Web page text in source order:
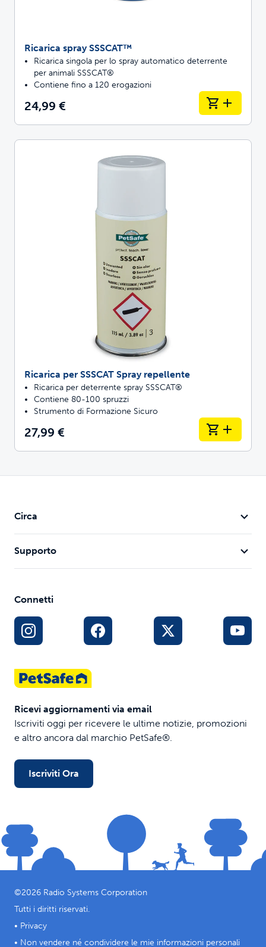
Ricarica spray SSSCAT™
Ricarica singola per lo spray automatico deterrente
per animali SSSCAT®
Contiene fino a 120 erogazioni
24,99 €
Ricarica per SSSCAT Spray repellente
Ricarica per deterrente spray SSSCAT®
Contiene 80-100 spruzzi
Strumento di Formazione Sicuro
27,99 €
Circa
Supporto
Connetti
Ricevi aggiornamenti via email
Iscriviti oggi per ricevere le ultime notizie, promozioni
e altro ancora dal marchio PetSafe®.
Iscriviti Ora
©2026 Radio Systems Corporation
Tutti i diritti riservati.
• Privacy
• Non vendere né condividere le mie informazioni personali